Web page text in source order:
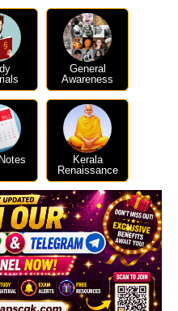
General
Awareness
Kerala
Renaissance